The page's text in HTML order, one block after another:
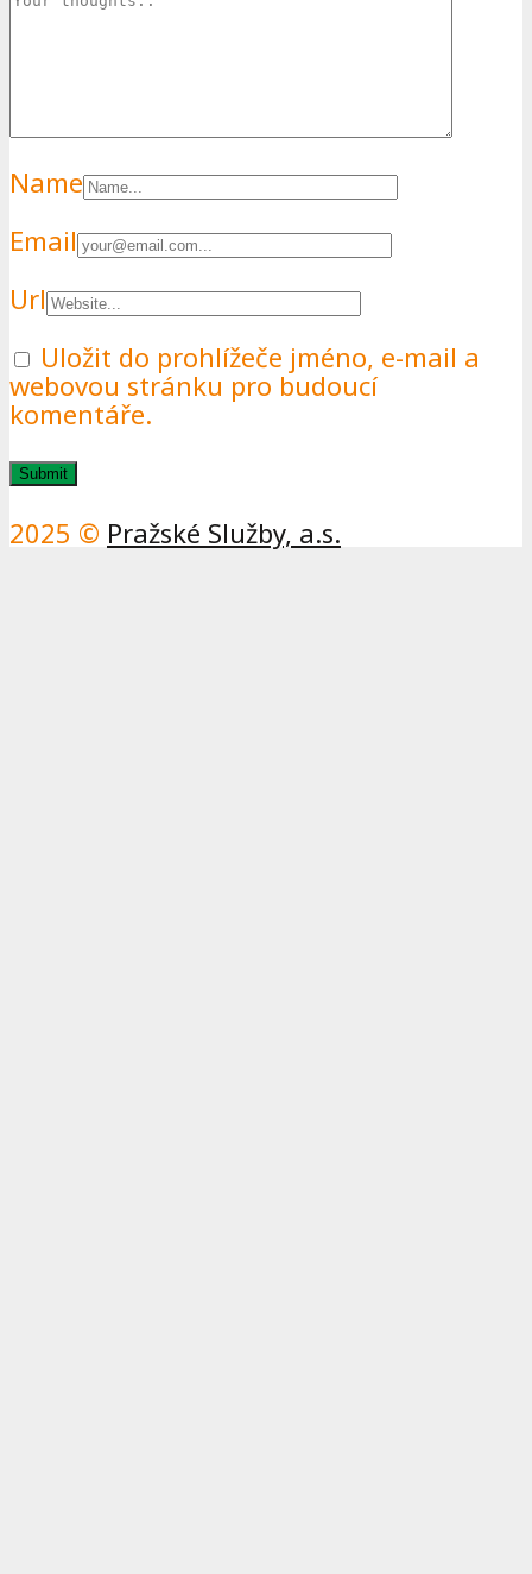
Name
Email
Url
Uložit do prohlížeče jméno, e-mail a
webovou stránku pro budoucí
komentáře.
2025 © Pražské Služby, a.s.